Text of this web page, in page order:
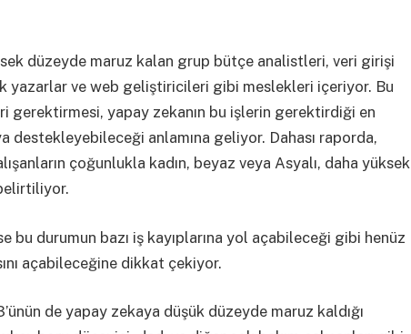
düzeyde maruz kalan grup bütçe analistleri, veri girişi
yazarlar ve web geliştiricileri gibi meslekleri içeriyor. Bu
gerektirmesi, yapay zekanın bu işlerin gerektirdiği en
anlamına geliyor. Dahası raporda,
çoğunlukla kadın, beyaz veya Asyalı, daha yüksek
bu durumun bazı iş kayıplarına yol açabileceği gibi henüz
açabileceğine dikkat çekiyor.
de yapay zekaya düşük düzeyde maruz kaldığı